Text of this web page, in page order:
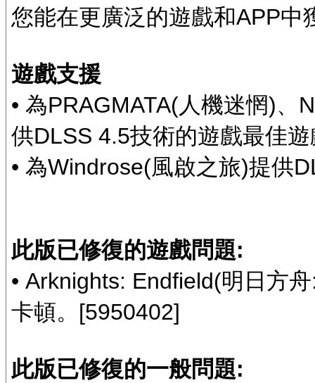
您能在更廣泛的遊戲和APP中
遊戲支援
• 為PRAGMATA(人機迷惘)
供DLSS 4.5技術的遊戲最佳
• 為Windrose(風啟之旅)提供
此版已修復的遊戲問題:
• Arknights: Endfield(明日方
卡頓。[5950402]
此版已修復的一般問題: